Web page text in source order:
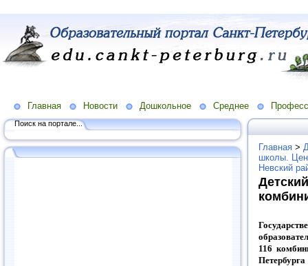
Главная Новости Дошкольное Среднее
Поиск на портале...
Главная >
школы.
Невский
116
Петербурга